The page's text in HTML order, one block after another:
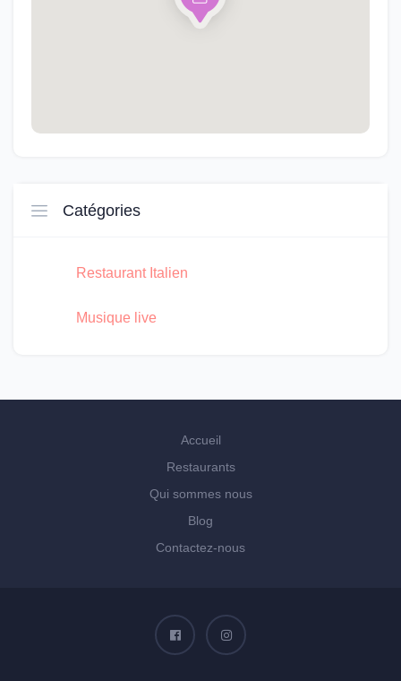
Catégories
Restaurant Italien
Musique live
Accueil
Restaurants
Qui sommes nous
Blog
Contactez-nous